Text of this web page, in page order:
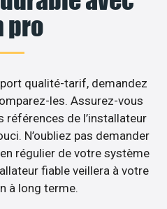
pro
qualité-tarif, demandez
les. Assurez-vous
références de l’installateur
N’oubliez pas demander
régulier de votre système
fiable veillera à votre
à long terme.